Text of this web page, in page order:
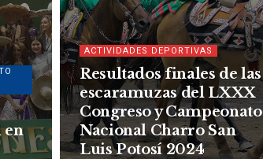
en
ACTIVIDADES DEPORTIVAS
Resultados finales de las
escaramuzas del LXXX
Congreso y Campeonato
Nacional Charro San
Luis Potosí 2024